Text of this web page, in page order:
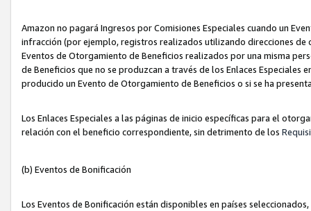
Amazon no pagará Ingresos por Comisiones Especiales cuando un
infracción (por ejemplo, registros realizados utilizando direcciones
Eventos de Otorgamiento de Beneficios realizados por una misma
de Beneficios que no se produzcan a través de los Enlaces Especiales
producido un Evento de Otorgamiento de Beneficios o si se ha
Los Enlaces Especiales a las páginas de inicio específicas para el
relación con el beneficio correspondiente, sin detrimento de los
(b) Eventos de Bonificación
Los Eventos de Bonificación están disponibles en países